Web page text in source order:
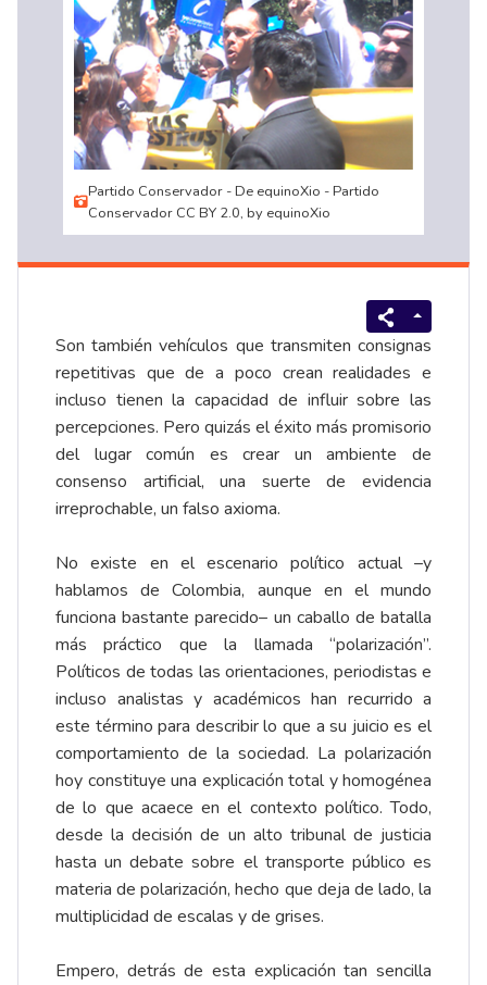
Partido Conservador - De equinoXio - Partido
Conservador CC BY 2.0, by equinoXio
Son también vehículos que transmiten consignas
repetitivas que de a poco crean realidades e
incluso tienen la capacidad de influir sobre las
percepciones. Pero quizás el éxito más promisorio
del lugar común es crear un ambiente de
consenso artificial, una suerte de evidencia
irreprochable, un falso axioma.
No existe en el escenario político actual –y
hablamos de Colombia, aunque en el mundo
funciona bastante parecido– un caballo de batalla
más práctico que la llamada “polarización”.
Políticos de todas las orientaciones, periodistas e
incluso analistas y académicos han recurrido a
este término para describir lo que a su juicio es el
comportamiento de la sociedad. La polarización
hoy constituye una explicación total y homogénea
de lo que acaece en el contexto político. Todo,
desde la decisión de un alto tribunal de justicia
hasta un debate sobre el transporte público es
materia de polarización, hecho que deja de lado, la
multiplicidad de escalas y de grises.
Empero, detrás de esta explicación tan sencilla